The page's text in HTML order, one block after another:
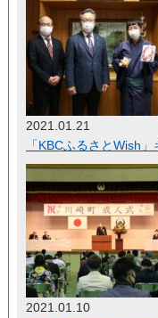
2021.01.21
「KBCふるさとWish
2021.01.10